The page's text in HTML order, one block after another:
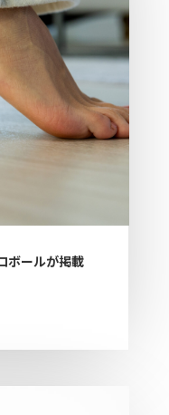
ボールが掲載